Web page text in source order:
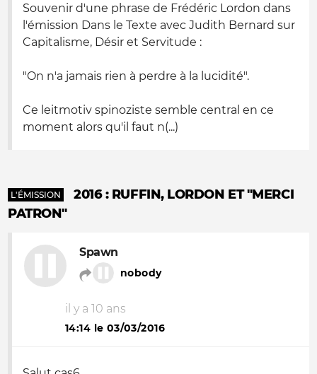
Souvenir d'une phrase de Frédéric Lordon dans
l'émission Dans le Texte avec Judith Bernard sur
Capitalisme, Désir et Servitude :
"On n'a jamais rien à perdre à la lucidité".
Ce leitmotiv spinoziste semble central en ce
moment alors qu'il faut n(...)
L'ÉMISSION
2016 : RUFFIN, LORDON ET "MERCI
PATRON"
Spawn
nobody
il y a 10 ans
14:14 le 03/03/2016